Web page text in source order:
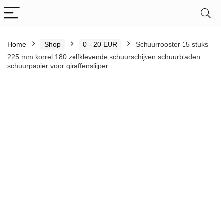
Home Shop 0 - 20 EUR
Schuurrooster 15 stuks
225 mm korrel 180 zelfklevende schuurschijven schuurbladen
schuurpapier voor giraffenslijper…